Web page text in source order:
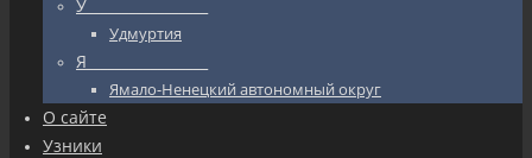
У_________________
Удмуртия
Я_________________
Ямало-Ненецкий автономный округ
О сайте
Узники